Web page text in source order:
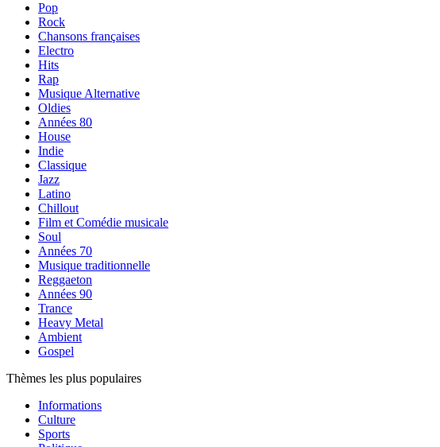
Pop
Rock
Chansons françaises
Electro
Hits
Rap
Musique Alternative
Oldies
Années 80
House
Indie
Classique
Jazz
Latino
Chillout
Film et Comédie musicale
Soul
Années 70
Musique traditionnelle
Reggaeton
Années 90
Trance
Heavy Metal
Ambient
Gospel
Thèmes les plus populaires
Informations
Culture
Sports